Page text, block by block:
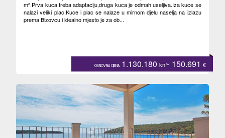
m².Prva kuca treba adaptaciju,druga kuca je odmah useljiva.Iza kuce se
nalazi veliki plac.Kuce i plac se nalaze u mirnom djelu naselja na izlazu
prema Bizovcu i idealno mjesto je za ob...
OSNOVNA CIJENA 1.130.180 kn~ 150.691 €